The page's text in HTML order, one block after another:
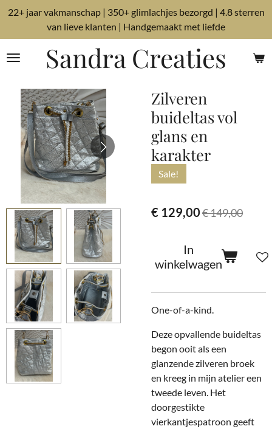
Ga
naar
de
hoofdinhoudSandra Creaties
22+ jaar vakmanschap | 350+ glimlachjes bezorgd | 4.8 sterren
van lieve klanten | Handgemaakt met liefde
Zilveren
buideltas vol
glans en
karakter
Sale!
€ 129,00€ 149,00
In
winkelwagen
One-of-a-kind.
Deze opvallende buideltas
begon ooit als een
glanzende zilveren broek
en kreeg in mijn atelier een
tweede leven. Het
doorgestikte
vierkantjespatroon geeft